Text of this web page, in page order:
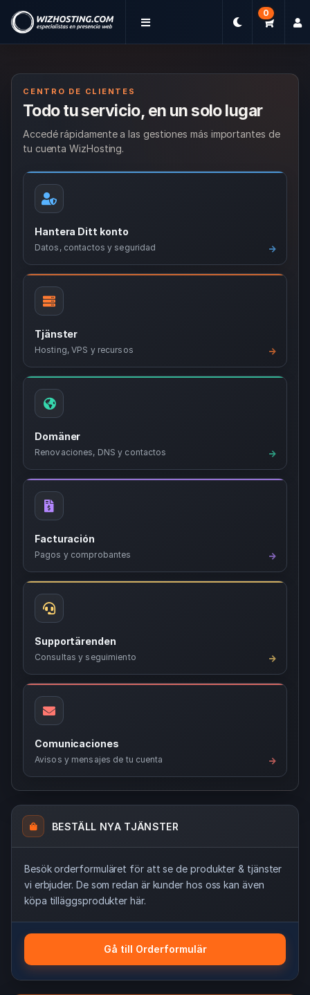
0
CENTRO DE CLIENTES
Todo tu servicio, en un solo lugar
Accedé rápidamente a las gestiones más importantes de
tu cuenta WizHosting.
Hantera Ditt konto
Datos, contactos y seguridad
Tjänster
Hosting, VPS y recursos
Domäner
Renovaciones, DNS y contactos
Facturación
Pagos y comprobantes
Supportärenden
Consultas y seguimiento
Comunicaciones
Avisos y mensajes de tu cuenta
BESTÄLL NYA TJÄNSTER
Besök orderformuläret för att se de produkter & tjänster
vi erbjuder. De som redan är kunder hos oss kan även
köpa tilläggsprodukter här.